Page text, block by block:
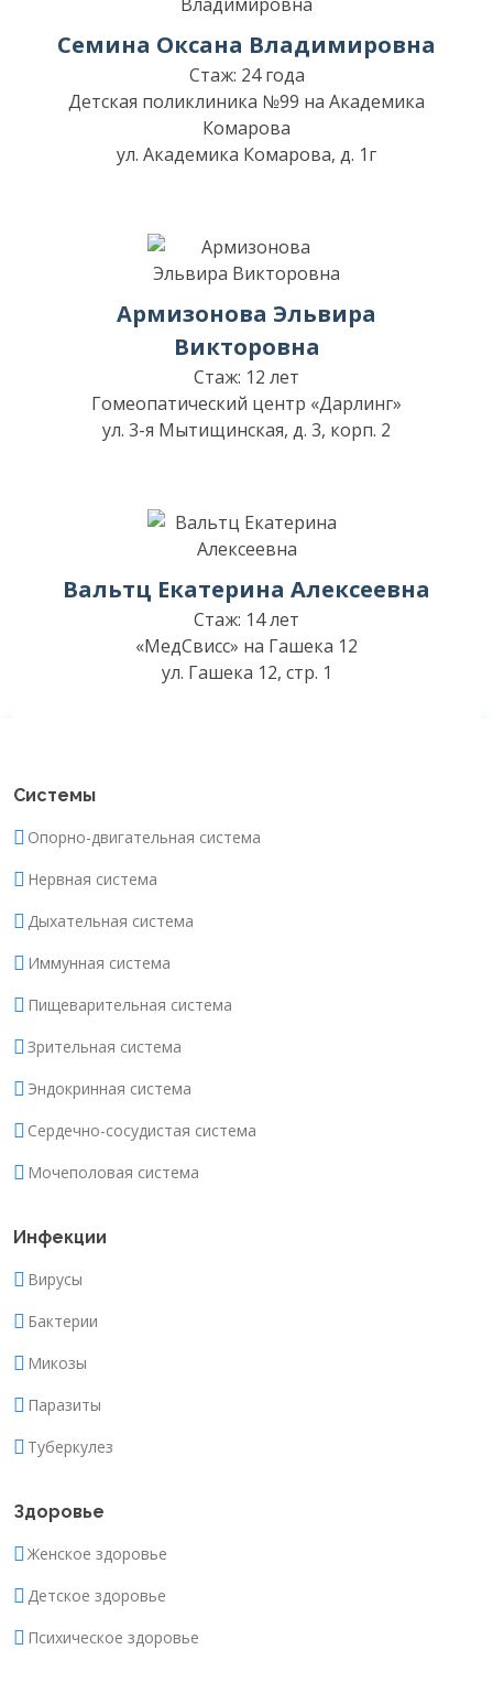
Семина Оксана Владимировна
Стаж: 24 года
Детская поликлиника №99 на Академика
Комарова
ул. Академика Комарова, д. 1г
Армизонова Эльвира
Викторовна
Стаж: 12 лет
Гомеопатический центр «Дарлинг»
ул. 3-я Мытищинская, д. 3, корп. 2
Вальтц Екатерина Алексеевна
Стаж: 14 лет
«МедСвисс» на Гашека 12
ул. Гашека 12, стр. 1
Системы
Опорно-двигательная система
Нервная система
Дыхательная система
Иммунная система
Пищеварительная система
Зрительная система
Эндокринная система
Сердечно-сосудистая система
Мочеполовая система
Инфекции
Вирусы
Бактерии
Микозы
Паразиты
Туберкулез
Здоровье
Женское здоровье
Детское здоровье
Психическое здоровье